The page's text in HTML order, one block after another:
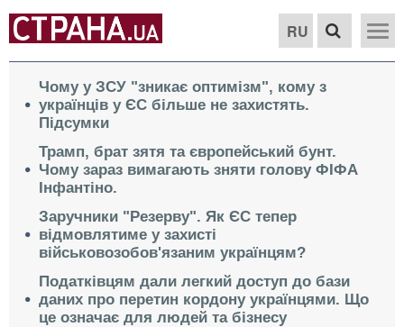
RU
Чому у ЗСУ "зникає оптимізм", кому з
українців у ЄС більше не захистять.
Підсумки
Трамп, брат зятя та європейський бунт.
Чому зараз вимагають зняти голову ФІФА
Інфантіно.
Заручники "Резерву". Як ЄС тепер
відмовлятиме у захисті
військовозобов'язаним українцям?
Податківцям дали легкий доступ до бази
даних про перетин кордону українцями. Що
це означає для людей та бізнесу